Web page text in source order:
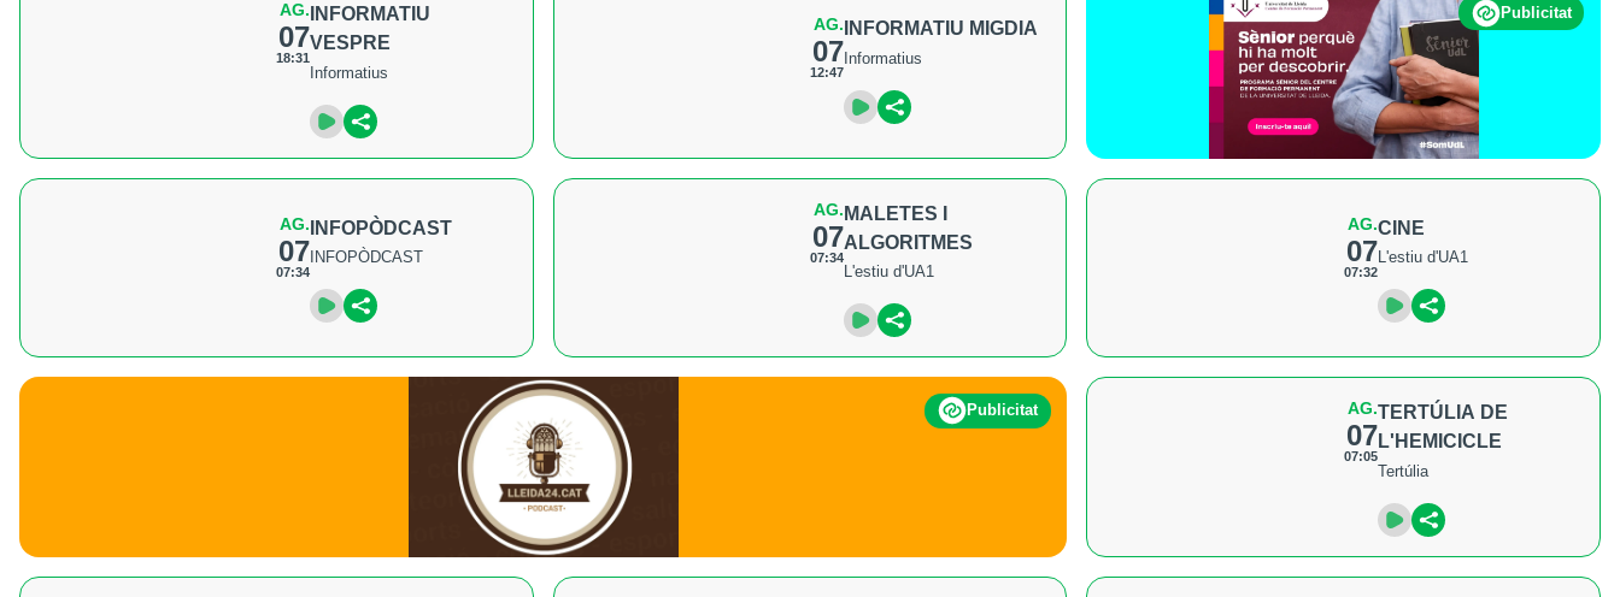
AG.
07
18:31
INFORMATIU
VESPRE
Informatius
AG.
07
12:47
INFORMATIU MIGDIA
Informatius
Publicitat
AG.
07
07:34
INFOPÒDCAST
INFOPÒDCAST
AG.
07
07:34
MALETES I
ALGORITMES
L'estiu d'UA1
AG.
07
07:32
CINE
L'estiu d'UA1
Publicitat AG.
07
07:05
TERTÚLIA DE
L'HEMICICLE
Tertúlia